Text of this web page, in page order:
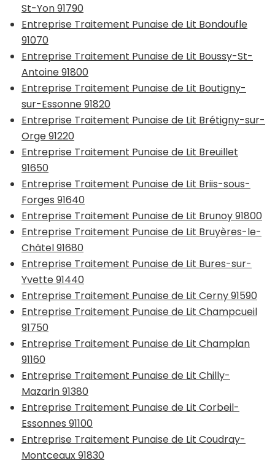
St-Yon 91790
Entreprise Traitement Punaise de Lit Bondoufle
91070
Entreprise Traitement Punaise de Lit Boussy-St-
Antoine 91800
Entreprise Traitement Punaise de Lit Boutigny-
sur-Essonne 91820
Entreprise Traitement Punaise de Lit Brétigny-sur-
Orge 91220
Entreprise Traitement Punaise de Lit Breuillet
91650
Entreprise Traitement Punaise de Lit Briis-sous-
Forges 91640
Entreprise Traitement Punaise de Lit Brunoy 91800
Entreprise Traitement Punaise de Lit Bruyères-le-
Châtel 91680
Entreprise Traitement Punaise de Lit Bures-sur-
Yvette 91440
Entreprise Traitement Punaise de Lit Cerny 91590
Entreprise Traitement Punaise de Lit Champcueil
91750
Entreprise Traitement Punaise de Lit Champlan
91160
Entreprise Traitement Punaise de Lit Chilly-
Mazarin 91380
Entreprise Traitement Punaise de Lit Corbeil-
Essonnes 91100
Entreprise Traitement Punaise de Lit Coudray-
Montceaux 91830